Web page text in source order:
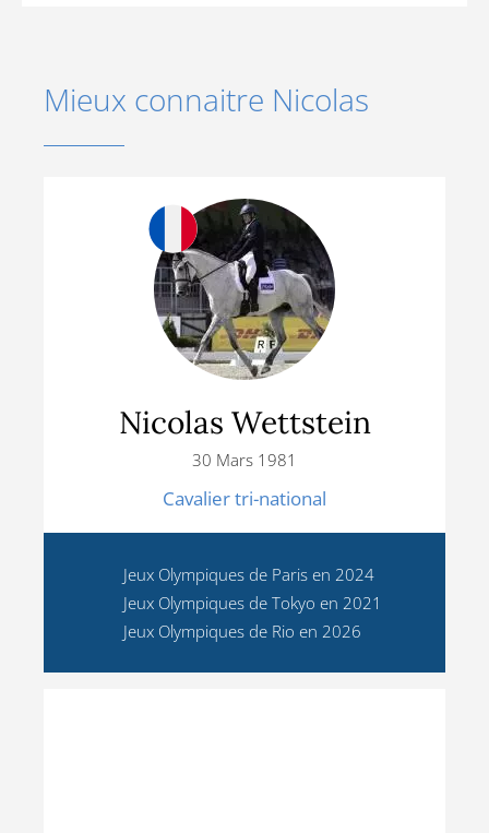
Mieux connaitre Nicolas
Nicolas Wettstein
30 Mars 1981
Cavalier tri-national
Jeux Olympiques de Paris en 2024
Jeux Olympiques de Tokyo en 2021
Jeux Olympiques de Rio en 2026